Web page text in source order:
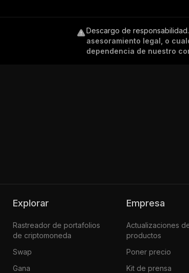
Descargo de responsabilidad.
asesoramiento legal, o
dependencia de nuestro
Explorar
Rastreador de portafolios
de criptomoneda
Swap
Gana
Empresa
Actualizaciones
productos
Poner precio
Kit de prensa